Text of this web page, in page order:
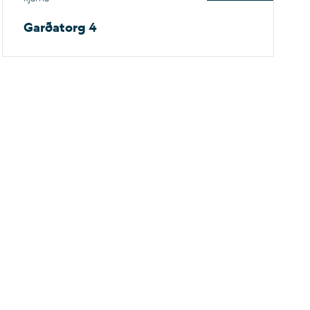
Garðatorg 4